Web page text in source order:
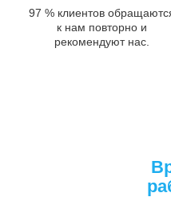
97 % клиентов
к нам повторно и
рекомендуют нас.